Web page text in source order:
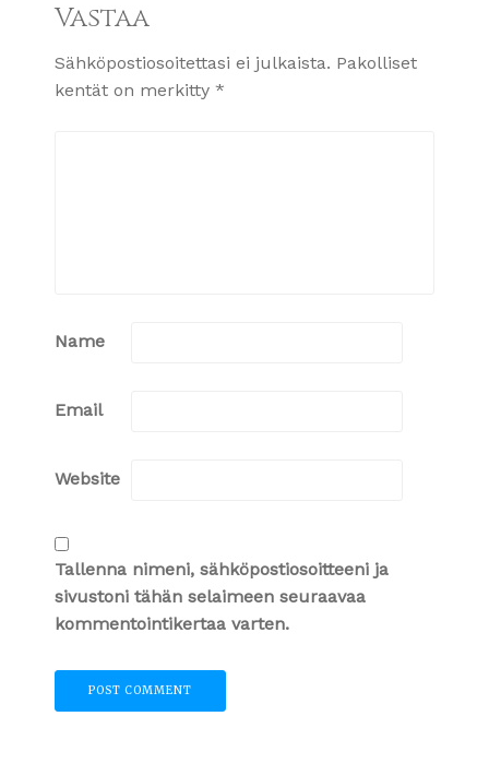
Vastaa
Sähköpostiosoitettasi ei julkaista. Pakolliset
kentät on merkitty *
Name
Email
Website
Tallenna nimeni, sähköpostiosoitteeni ja
sivustoni tähän selaimeen seuraavaa
kommentointikertaa varten.